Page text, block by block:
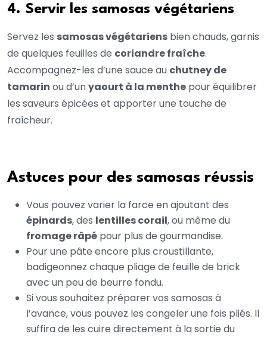
4. Servir les samosas végétariens
Servez les samosas végétariens bien chauds, garnis
de quelques feuilles de coriandre fraîche.
Accompagnez-les d’une sauce au chutney de
tamarin ou d’unyaourt à la menthe pour équilibrer
les saveurs épicées et apporter une touche de
fraîcheur.
Astuces pour des samosas réussis
Vous pouvez varier la farce en ajoutant des
épinards, des lentilles corail, ou même du
fromage râpé pour plus de gourmandise.
Pour une pâte encore plus croustillante,
badigeonnez chaque pliage de feuille de brick
avec un peu de beurre fondu.
Si vous souhaitez préparer vos samosas à
l’avance, vous pouvez les congeler une fois pliés. Il
suffira de les cuire directement à la sortie du